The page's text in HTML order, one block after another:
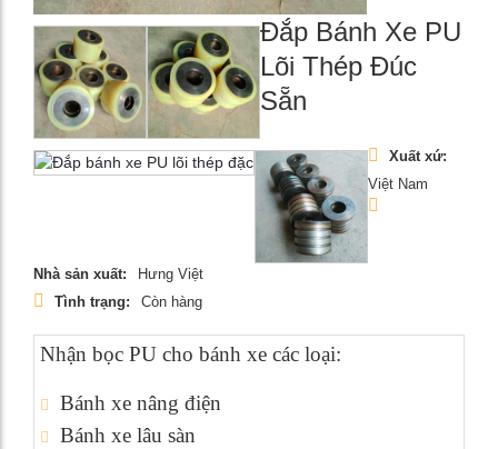
Đắp Bánh Xe PU
Lõi Thép Đúc
Sẵn
Xuất xứ:
Việt Nam
Nhà sản xuất:
Hưng Việt
Tình trạng:
Còn hàng
Nhận bọc PU cho bánh xe các loại:
Bánh xe nâng điện
Bánh xe lâu sàn